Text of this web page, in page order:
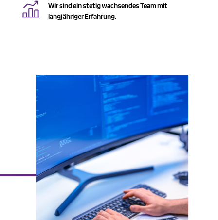
Wir sind ein stetig wachsendes Team mit
langjähriger Erfahrung.